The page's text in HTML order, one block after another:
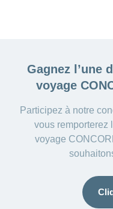
Gagnez l’une
voyage
Participez à notre
vous remporterez
voyage